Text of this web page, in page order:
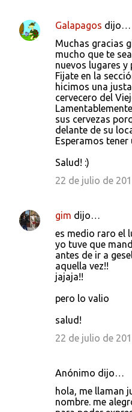
Galapagos dijo…
Muchas gracias
mucho que te
nuevos lugares y
Fijate en la
hicimos una
cervecero del
sus cervezas
delante de su
Esperamos
Salud! :)
22 de julio de
gim dijo…
es medio raro el
yo tuve que
antes de ir a
aquella vez!!
jajaja!!
pero lo valio
salud!
22 de julio de
Anónimo dijo…
hola, me llaman
nombre. me